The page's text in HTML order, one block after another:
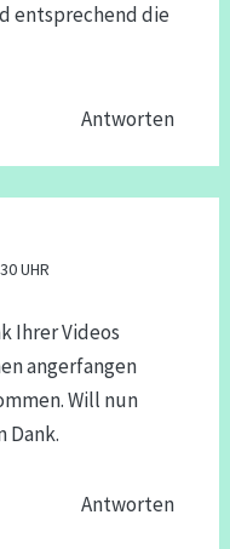
entsprechend die
Antworten
UHR
Ihrer Videos
angerfangen
Will nun
Dank.
Antworten